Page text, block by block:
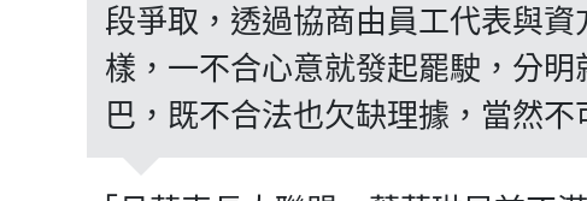
段爭取，透過協商由員工代表與
樣，一不合心意就發起罷駛，分
巴，既不合法也欠缺理據，當然不